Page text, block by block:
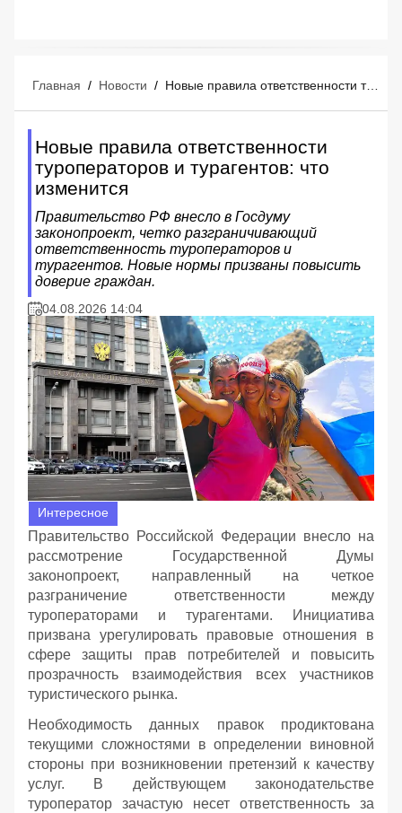
Главная / Новости / Новые правила ответственности туроператоров и турагентов: что изменится
Новые правила ответственности
туроператоров и турагентов: что
изменится
Правительство РФ внесло в Госдуму
законопроект, четко разграничивающий
ответственность туроператоров и
турагентов. Новые нормы призваны повысить
доверие граждан.
04.08.2026 14:04
Интересное
Правительство Российской Федерации внесло на
рассмотрение Государственной Думы
законопроект, направленный на четкое
разграничение ответственности между
туроператорами и турагентами. Инициатива
призвана урегулировать правовые отношения в
сфере защиты прав потребителей и повысить
прозрачность взаимодействия всех участников
туристического рынка.
Необходимость данных правок продиктована
текущими сложностями в определении виновной
стороны при возникновении претензий к качеству
услуг. В действующем законодательстве
туроператор зачастую несет ответственность за